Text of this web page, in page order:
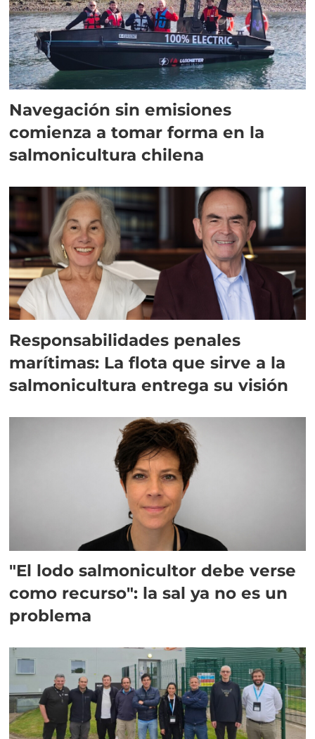
Navegación sin emisiones
comienza a tomar forma en la
salmonicultura chilena
Responsabilidades penales
marítimas: La flota que sirve a la
salmonicultura entrega su visión
"El lodo salmonicultor debe verse
como recurso": la sal ya no es un
problema